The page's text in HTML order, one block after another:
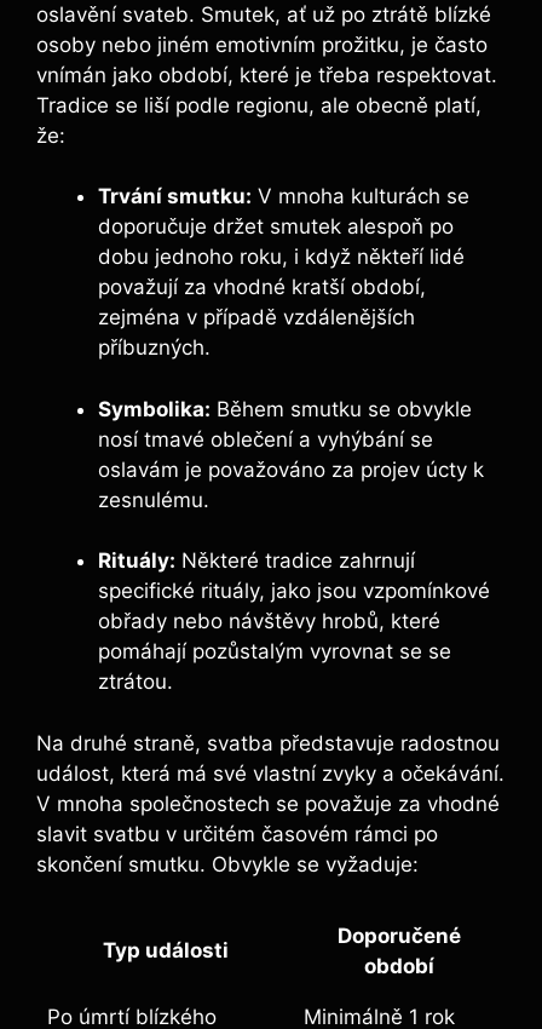
oslavění svateb. Smutek, ať už po ztrátě blízké
osoby nebo jiném emotivním prožitku, je často
vnímán jako období, které je třeba respektovat.
Tradice se liší podle regionu, ale obecně platí,
že:
Trvání smutku: V mnoha kulturách se
doporučuje držet smutek alespoň po
dobu jednoho roku, i když někteří lidé
považují za vhodné kratší období,
zejména v případě vzdálenějších
příbuzných.
Symbolika: Během smutku se obvykle
nosí tmavé oblečení a vyhýbání se
oslavám je považováno za projev úcty k
zesnulému.
Rituály: Některé tradice zahrnují
specifické rituály, jako jsou vzpomínkové
obřady nebo návštěvy hrobů, které
pomáhají pozůstalým vyrovnat se se
ztrátou.
Na druhé straně, svatba představuje radostnou
událost, která má své vlastní zvyky a očekávání.
V mnoha společnostech se považuje za vhodné
slavit svatbu v určitém časovém rámci po
skončení smutku. Obvykle se vyžaduje:
Typ události
Doporučené
období
Po úmrtí blízkého Minimálně 1 rok